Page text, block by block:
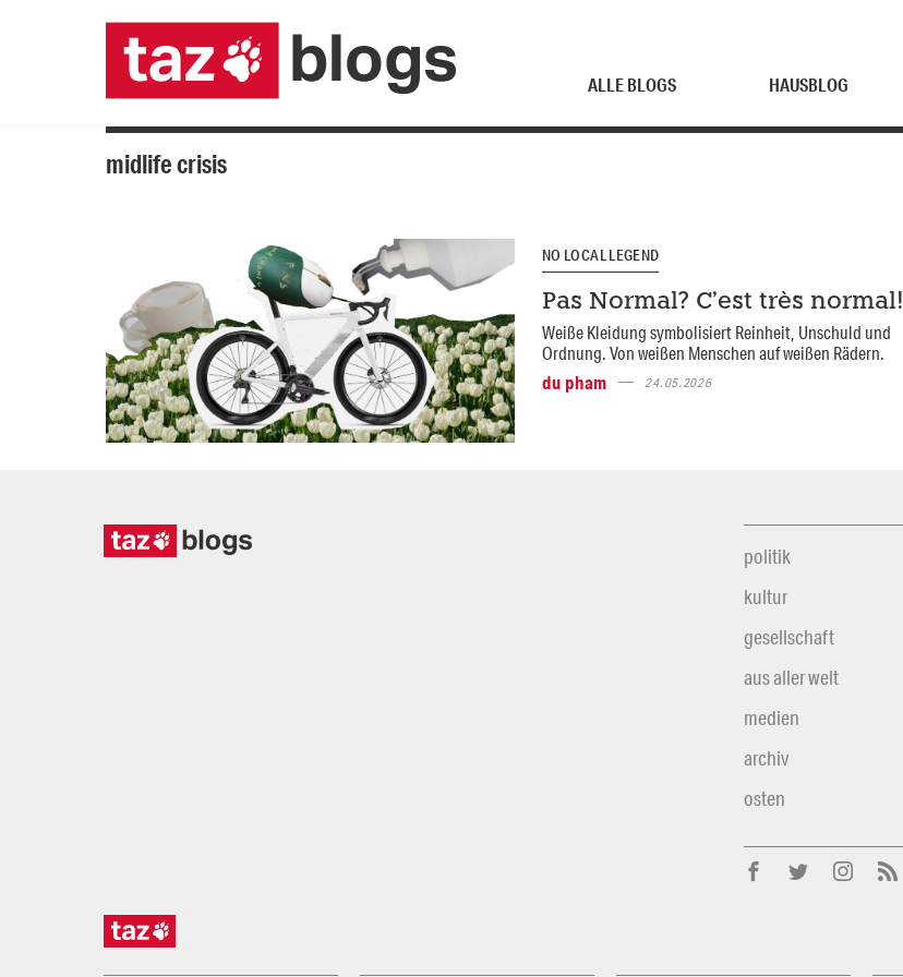
ALLE BLOGS HAUSBLOG
midlife crisis
NO LOCAL LEGEND
Pas Normal? C’est très normal!
Weiße Kleidung symbolisiert Reinheit, Unschuld und
Ordnung. Von weißen Menschen auf weißen Rädern.
du pham
24.05.2026
politik
kultur
gesellschaft
aus aller welt
medien
archiv
osten